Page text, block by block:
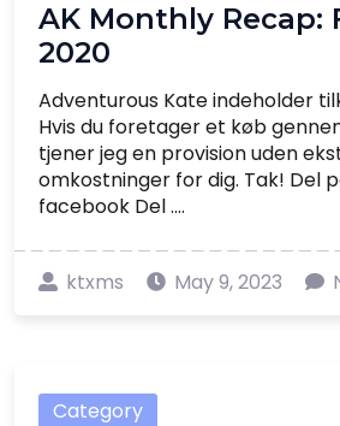
AK Monthly Recap:
2020
Adventurous Kate indeholder
Hvis du foretager et køb
tjener jeg en provision uden
omkostninger for dig. Tak! Del
facebook Del ....
ktxms May 9, 2023
Category